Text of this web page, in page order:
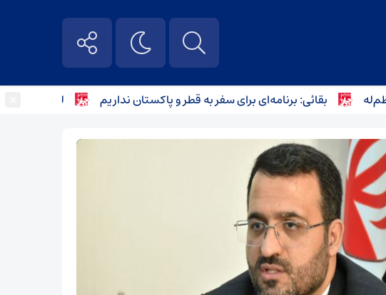
بقائی: برنامه‌ای برای سفر به قطر و پاکستان نداریم لغو برخی تحریم